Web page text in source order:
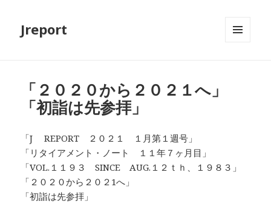
Jreport
「２０２０から２０２１へ」
「初詣は先参拝」
「J REPORT ２０２１ １月第１週号」
「リタイアメント・ノート １１年７ヶ月目」
「VOL.１１９３ SINCE AUG.１２ｔｈ、１９８３」
「２０２０から２０２1へ」
「初詣は先参拝」